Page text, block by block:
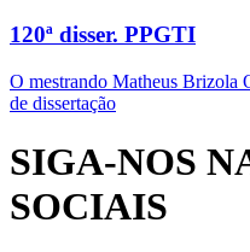
120ª disser. PPGTI
O mestrando Matheus Brizola
de dissertação
SIGA-NOS
SOCIAIS